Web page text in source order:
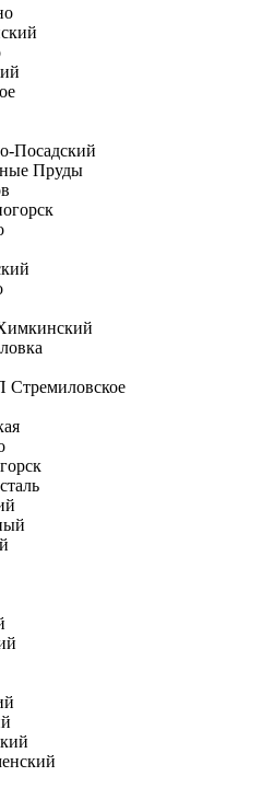
Посадский
Пруды
Стремиловское